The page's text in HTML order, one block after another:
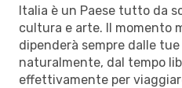
Italia è un Paese tutto da
cultura e arte. Il momento
dipenderà sempre dalle
naturalmente, dal tempo
effettivamente per